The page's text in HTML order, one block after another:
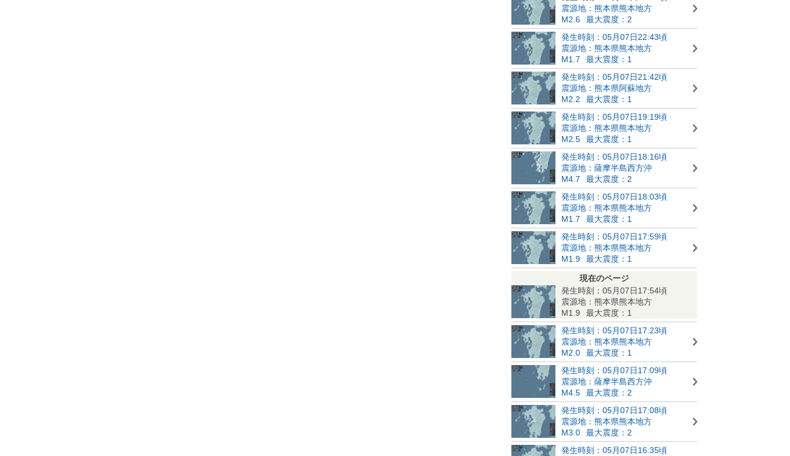
震源地：熊本県熊本地方
M2.6
最大震度：2
発生時刻：05月07日22:43頃
震源地：熊本県熊本地方
M1.7
最大震度：1
発生時刻：05月07日21:42頃
震源地：熊本県阿蘇地方
M2.2
最大震度：1
発生時刻：05月07日19:19頃
震源地：熊本県熊本地方
M2.5
最大震度：1
発生時刻：05月07日18:16頃
震源地：薩摩半島西方沖
M4.7
最大震度：2
発生時刻：05月07日18:03頃
震源地：熊本県熊本地方
M1.7
最大震度：1
発生時刻：05月07日17:59頃
震源地：熊本県熊本地方
M1.9
最大震度：1
現在のページ
発生時刻：05月07日17:54頃
震源地：熊本県熊本地方
M1.9
最大震度：1
発生時刻：05月07日17:23頃
震源地：熊本県熊本地方
M2.0
最大震度：1
発生時刻：05月07日17:09頃
震源地：薩摩半島西方沖
M4.5
最大震度：2
発生時刻：05月07日17:08頃
震源地：熊本県熊本地方
M3.0
最大震度：2
発生時刻：05月07日16:35頃